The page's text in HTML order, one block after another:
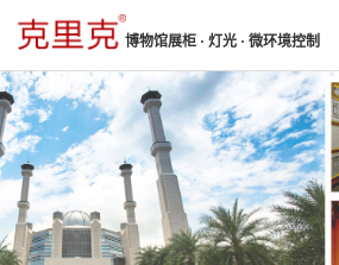
博物馆展柜 · 灯光 · 微环境控制